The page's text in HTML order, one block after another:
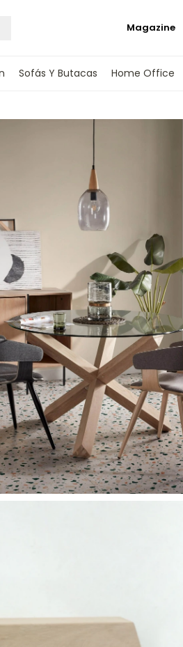
Sofás Y Butacas Home Office
Magazine